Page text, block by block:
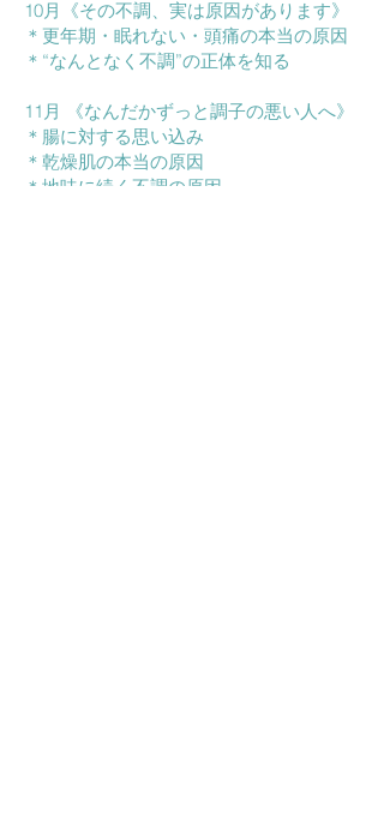
10月《その不調、実は原因があります》
＊更年期・眠れない・頭痛の本当の原因
＊“なんとなく不調”の正体を知る
11月 《なんだかずっと調子の悪い人へ》
＊腸に対する思い込み
＊乾燥肌の本当の原因
＊地味に続く不調の原因